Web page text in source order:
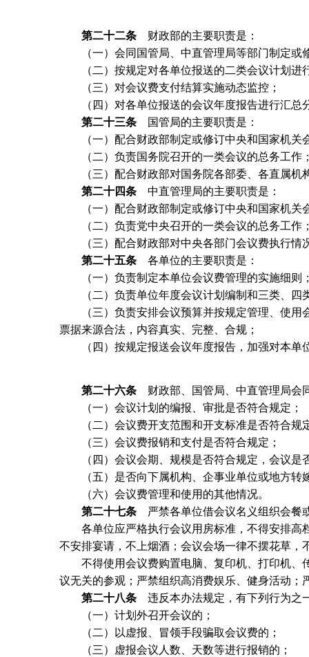
第二十二条 财政部的主要职责是：
（一）会同国管局、中直管理局等部门制定或
（二）按规定对各单位报送的二类会议计划进
（三）对会议费支付结算实施动态监控；
（四）对各单位报送的会议年度报告进行汇总
第二十三条 国管局的主要职责是：
（一）配合财政部制定或修订中央和国家机关
（二）负责国务院召开的一类会议的总务工作
（三）配合财政部对国务院各部委、各直属机
第二十四条 中直管理局的主要职责是：
（一）配合财政部制定或修订中央和国家机关
（二）负责党中央召开的一类会议的总务工作
（三）配合财政部对中央各部门会议费执行情
第二十五条 各单位的主要职责是：
（一）负责制定本单位会议费管理的实施细则
（二）负责单位年度会议计划编制和三类、四
（三）负责安排会议预算并按规定管理、使用
票据来源合法，内容真实、完整、合规；
（四）按规定报送会议年度报告，加强对本单
第二十六条 财政部、国管局、中直管理局会
（一）会议计划的编报、审批是否符合规定；
（二）会议费开支范围和开支标准是否符合规
（三）会议费报销和支付是否符合规定；
（四）会议会期、规模是否符合规定，会议是
（五）是否向下属机构、企事业单位或地方转
（六）会议费管理和使用的其他情况。
第二十七条 严禁各单位借会议名义组织会餐
各单位应严格执行会议用房标准，不得安排高
不安排宴请，不上烟酒；会议会场一律不摆花草，
不得使用会议费购置电脑、复印机、打印机、
议无关的参观；严禁组织高消费娱乐、健身活动
第二十八条 违反本办法规定，有下列行为之
（一）计划外召开会议的；
（二）以虚报、冒领手段骗取会议费的；
（三）虚报会议人数、天数等进行报销的；